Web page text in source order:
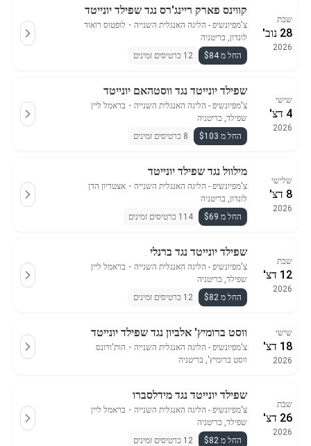
שבת
28 נוב'
2026
קווינס פארק ריינג'רס נגד שפילד יונייטד
צ'מפיונשיפ - הליגה האנגלית השנייה ・ לופטוס רואוד
לונדון, בריטניה
החל מ $84
12 כרטיסים זמינים
שישי
4 דצ'
2026
שפילד יונייטד נגד ווסטהאם יונייטד
צ'מפיונשיפ - הליגה האנגלית השנייה ・ בראמל ליין
שפילד, בריטניה
החל מ $103
8 כרטיסים זמינים
שלישי
8 דצ'
2026
מילוול נגד שפילד יונייטד
צ'מפיונשיפ - הליגה האנגלית השנייה ・ אצטדיון הדן
לונדון, בריטניה
החל מ $69
114 כרטיסים זמינים
שבת
12 דצ'
2026
שפילד יונייטד נגד ברנלי
צ'מפיונשיפ - הליגה האנגלית השנייה ・ בראמל ליין
שפילד, בריטניה
החל מ $82
12 כרטיסים זמינים
שישי
18 דצ'
2026
ווסט ברומיץ' אלביון נגד שפילד יונייטד
צ'מפיונשיפ - הליגה האנגלית השנייה ・ הות'ורונס
ווסט ברומיץ', בריטניה
שבת
26 דצ'
2026
שפילד יונייטד נגד מידלסברו
צ'מפיונשיפ - הליגה האנגלית השנייה ・ בראמל ליין
שפילד, בריטניה
החל מ $82
12 כרטיסים זמינים